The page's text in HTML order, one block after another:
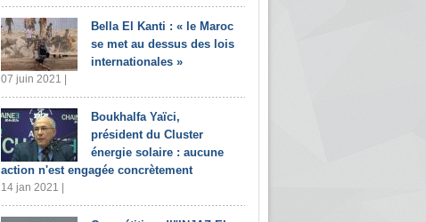
Bella El Kanti : « le Maroc
se met au dessus des lois
internationales »
07 juin 2021 |
Boukhalfa Yaïci,
président du Cluster
énergie solaire : aucune
action n'est engagée concrètement
14 jan 2021 |